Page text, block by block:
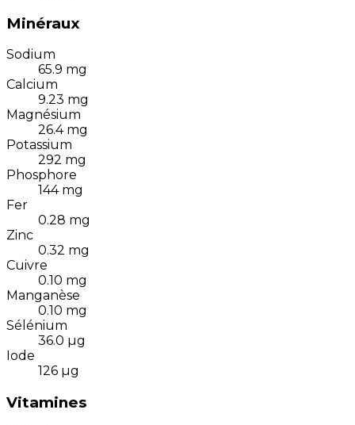
Minéraux
Sodium
65.9 mg
Calcium
9.23 mg
Magnésium
26.4 mg
Potassium
292 mg
Phosphore
144 mg
Fer
0.28 mg
Zinc
0.32 mg
Cuivre
0.10 mg
Manganèse
0.10 mg
Sélénium
36.0 µg
Iode
126 µg
Vitamines